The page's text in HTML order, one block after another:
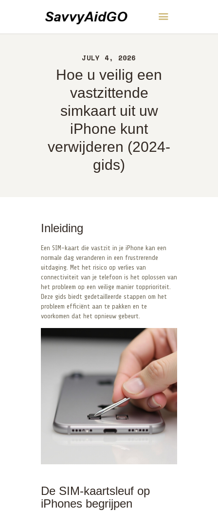
JULY 4, 2026
Hoe u veilig een
vastzittende
simkaart uit uw
iPhone kunt
verwijderen (2024-
gids)
SavvyAidGO
OVER
CONTACT
BELEID
NEDERLANDS
Inleiding
Een SIM-kaart die vastzit in je iPhone kan een
normale dag veranderen in een frustrerende
uitdaging. Met het risico op verlies van
connectiviteit van je telefoon is het oplossen van
het probleem op een veilige manier topprioriteit.
Deze gids biedt gedetailleerde stappen om het
probleem efficiënt aan te pakken en te
voorkomen dat het opnieuw gebeurt.
De SIM-kaartsleuf op
iPhones begrijpen